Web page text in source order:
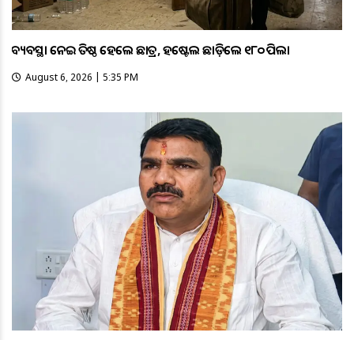
ଅବ୍ୟବସ୍ଥା ନେଇ ଅତିଷ୍ଠ ହେଲେ ଛାତ୍ର, ହଷ୍ଟେଲ ଛାଡ଼ିଲେ ୧୮୦ ପିଲା
August 6, 2026 | 5:35 PM